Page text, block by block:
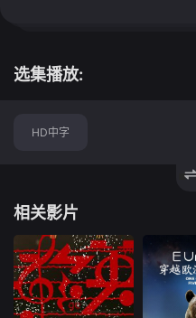
选集播放:
HD中字
相关影片